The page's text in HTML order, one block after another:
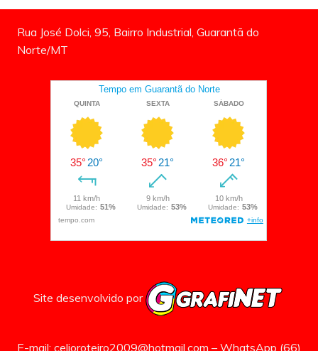
Rua José Dolci, 95, Bairro Industrial, Guarantã do
Norte/MT
Site desenvolvido por
E-mail: celioroteiro2009@hotmail.com – WhatsApp (66)